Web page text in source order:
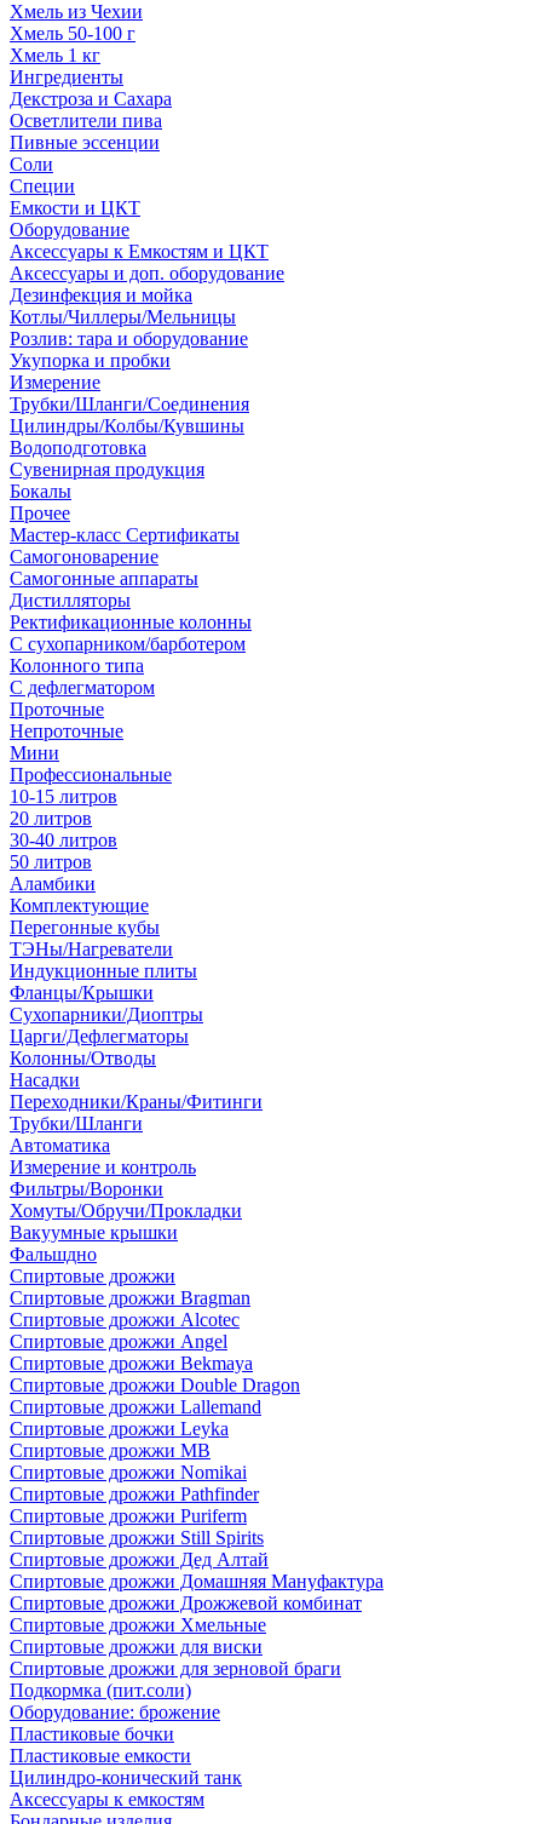
Хмель из Чехии
Хмель 50-100 г
Хмель 1 кг
Ингредиенты
Декстроза и Сахара
Осветлители пива
Пивные эссенции
Соли
Специи
Емкости и ЦКТ
Оборудование
Аксессуары к Емкостям и ЦКТ
Аксессуары и доп. оборудование
Дезинфекция и мойка
Котлы/Чиллеры/Мельницы
Розлив: тара и оборудование
Укупорка и пробки
Измерение
Трубки/Шланги/Соединения
Цилиндры/Колбы/Кувшины
Водоподготовка
Сувенирная продукция
Бокалы
Прочее
Мастер-класс Сертификаты
Самогоноварение
Самогонные аппараты
Дистилляторы
Ректификационные колонны
С сухопарником/барботером
Колонного типа
С дефлегматором
Проточные
Непроточные
Мини
Профессиональные
10-15 литров
20 литров
30-40 литров
50 литров
Аламбики
Комплектующие
Перегонные кубы
ТЭНы/Нагреватели
Индукционные плиты
Фланцы/Крышки
Сухопарники/Диоптры
Царги/Дефлегматоры
Колонны/Отводы
Насадки
Переходники/Краны/Фитинги
Трубки/Шланги
Автоматика
Измерение и контроль
Фильтры/Воронки
Хомуты/Обручи/Прокладки
Вакуумные крышки
Фальшдно
Спиртовые дрожжи
Спиртовые дрожжи Bragman
Спиртовые дрожжи Alcotec
Спиртовые дрожжи Angel
Спиртовые дрожжи Bekmaya
Спиртовые дрожжи Double Dragon
Спиртовые дрожжи Lallemand
Спиртовые дрожжи Leyka
Спиртовые дрожжи MB
Спиртовые дрожжи Nomikai
Спиртовые дрожжи Pathfinder
Спиртовые дрожжи Puriferm
Спиртовые дрожжи Still Spirits
Спиртовые дрожжи Дед Алтай
Спиртовые дрожжи Домашняя Мануфактура
Спиртовые дрожжи Дрожжевой комбинат
Спиртовые дрожжи Хмельные
Спиртовые дрожжи для виски
Спиртовые дрожжи для зерновой браги
Подкормка (пит.соли)
Оборудование: брожение
Пластиковые бочки
Пластиковые емкости
Цилиндро-конический танк
Аксессуары к емкостям